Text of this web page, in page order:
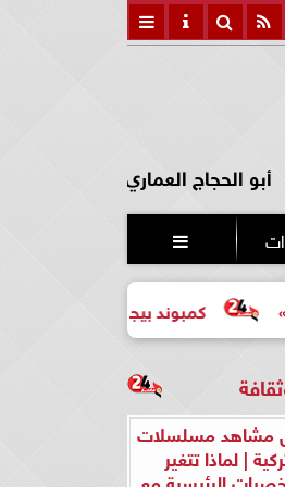
أبو الحجاج العماري

كمبوند بيجونيا: اختيارك الأرقى لحياة
مشاهد مسلسلات
| لماذا تتغير